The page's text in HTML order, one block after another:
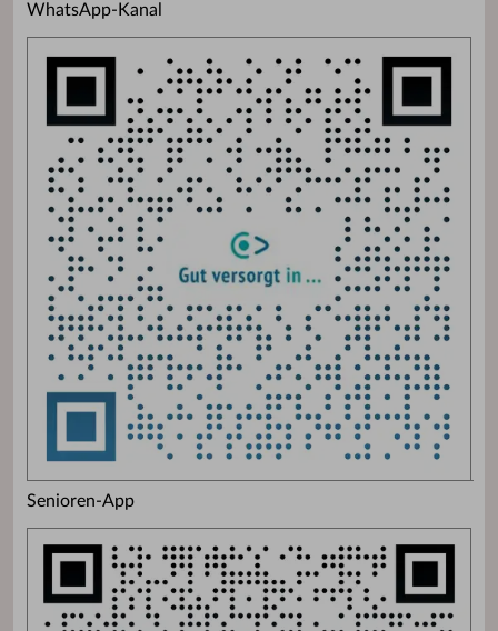
WhatsApp-Kanal
Senioren-App